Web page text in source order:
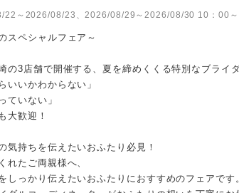
22～2026/08/23、2026/08/29～2026/08/30 10：00
スペシャルフェア～
の3店舗で開催する、夏を締めくくる特別なブライ
いいかわからない」
ていない」
大歓迎！
気持ちを伝えたいおふたり必見！
れたご両親様へ、
しっかり伝えたいおふたりにおすすめのフェアです